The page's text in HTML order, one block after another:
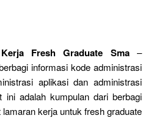
Fresh Graduate Sma–
informasi kode administrasi
aplikasi dan administrasi
adalah kumpulan dari berbagi
kerja untuk fresh graduate